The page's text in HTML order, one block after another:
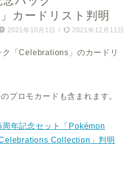
カードリスト判明
2021年10月1日 / 2021年12月11日
「Celebrations」のカードリ
プロモカードも含まれます。
周年記念セット「Pokémon
Collection」判明